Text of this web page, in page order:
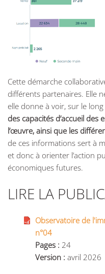
Cette démarche
différents partenaires. Elle
elle donne à voir, sur le
des capacités d’accueil
l’œuvre, ainsi que les
de ces informations sert à
et donc à orienter l’action
économiques futures.
LIRE LA
Observatoire de
n°04
Pages : 24
Version : avril 2026